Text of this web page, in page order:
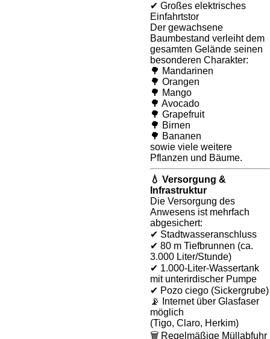
✔ Großes elektrisches
Einfahrtstor
Der gewachsene
Baumbestand verleiht dem
gesamten Gelände seinen
besonderen Charakter:
🌳 Mandarinen
🌳 Orangen
🌳 Mango
🌳 Avocado
🌳 Grapefruit
🌳 Birnen
🌳 Bananen
sowie viele weitere
Pflanzen und Bäume.
💧 Versorgung &
Infrastruktur
Die Versorgung des
Anwesens ist mehrfach
abgesichert:
✔ Stadtwasseranschluss
✔ 80 m Tiefbrunnen (ca.
3.000 Liter/Stunde)
✔ 1.000-Liter-Wassertank
mit unterirdischer Pumpe
✔ Pozo ciego (Sickergrube)
📡 Internet über Glasfaser
möglich
(Tigo, Claro, Herkim)
🗑️ Regelmäßige Müllabfuhr